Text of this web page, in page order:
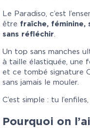
Le Paradiso, c’est
être fraîche,
sans réfléchir
Un top sans manches
à taille élastiquée, une
et ce tombé signature
sans jamais le mouler.
C’est simple : tu
Pourquoi on